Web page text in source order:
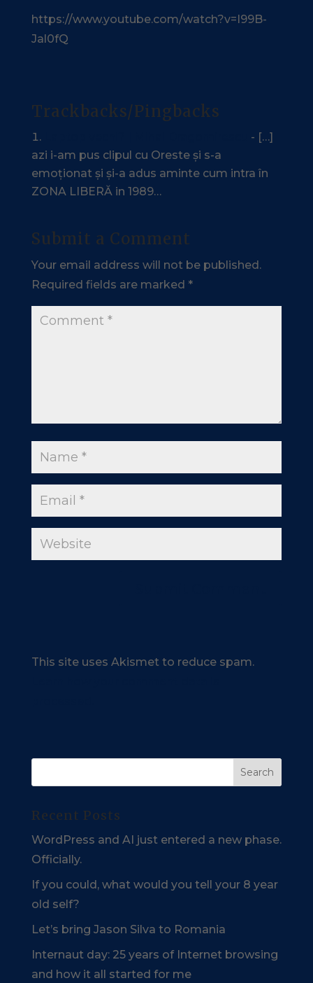
https://www.youtube.com/watch?v=I99B-
Jal0fQ
Trackbacks/Pingbacks
- […]
azi i-am pus clipul cu Oreste și s-a
emoționat și și-a adus aminte cum intra în
ZONA LIBERĂ in 1989…
Submit a Comment
Your email address will not be published.
Required fields are marked *
This site uses Akismet to reduce spam.
Recent Posts
WordPress and AI just entered a new phase.
Officially.
If you could, what would you tell your 8 year
old self?
Let’s bring Jason Silva to Romania
Internaut day: 25 years of Internet browsing
and how it all started for me